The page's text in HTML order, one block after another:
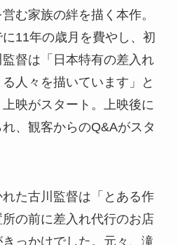
む家族の絆を描く本作。
11年の歳月を費やし、初
督は「日本特有の差入れ
人々を描いています」と
映がスタート。上映後に
、観客からのQ&Aがスタ
た古川監督は「とある作
の前に差入れ代行のお店
っかけでした。元々、滝